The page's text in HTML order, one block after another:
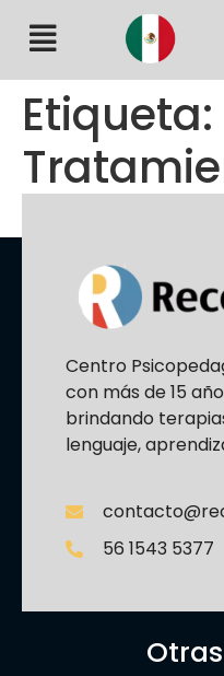
Etiqueta:
Centro
con más de 15
brindando
lenguaje,
56 1543 5377